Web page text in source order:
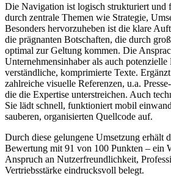
Die Navigation ist logisch strukturiert und
durch zentrale Themen wie Strategie,
Besonders hervorzuheben ist die klare
die prägnanten Botschaften, die durch
optimal zur Geltung kommen. Die
Unternehmensinhaber als auch
verständliche, komprimierte Texte.
zahlreiche visuelle Referenzen, u.a.
die die Expertise unterstreichen. Auch
Sie lädt schnell, funktioniert mobil
sauberen, organisierten Quellcode auf.
Durch diese gelungene Umsetzung erhält
Bewertung mit 91 von 100 Punkten – ein
Anspruch an Nutzerfreundlichkeit,
Vertriebsstärke eindrucksvoll belegt.